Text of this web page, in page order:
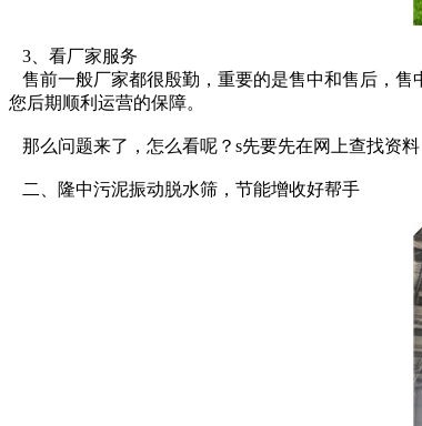
3、看厂家服务
售前一般厂家都很殷勤，重要的是售中和售后，售
您后期顺利运营的保障。
那么问题来了，怎么看呢？s先要先在网上查找资
二、隆中污泥振动脱水筛，节能增收好帮手